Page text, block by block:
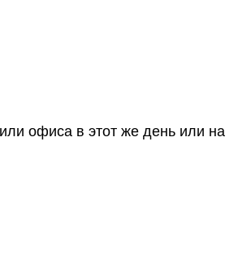
офиса в этот же день или на